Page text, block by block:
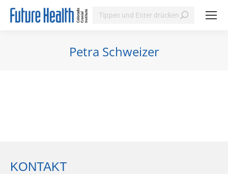
Search:
Petra Schweizer
KONTAKT